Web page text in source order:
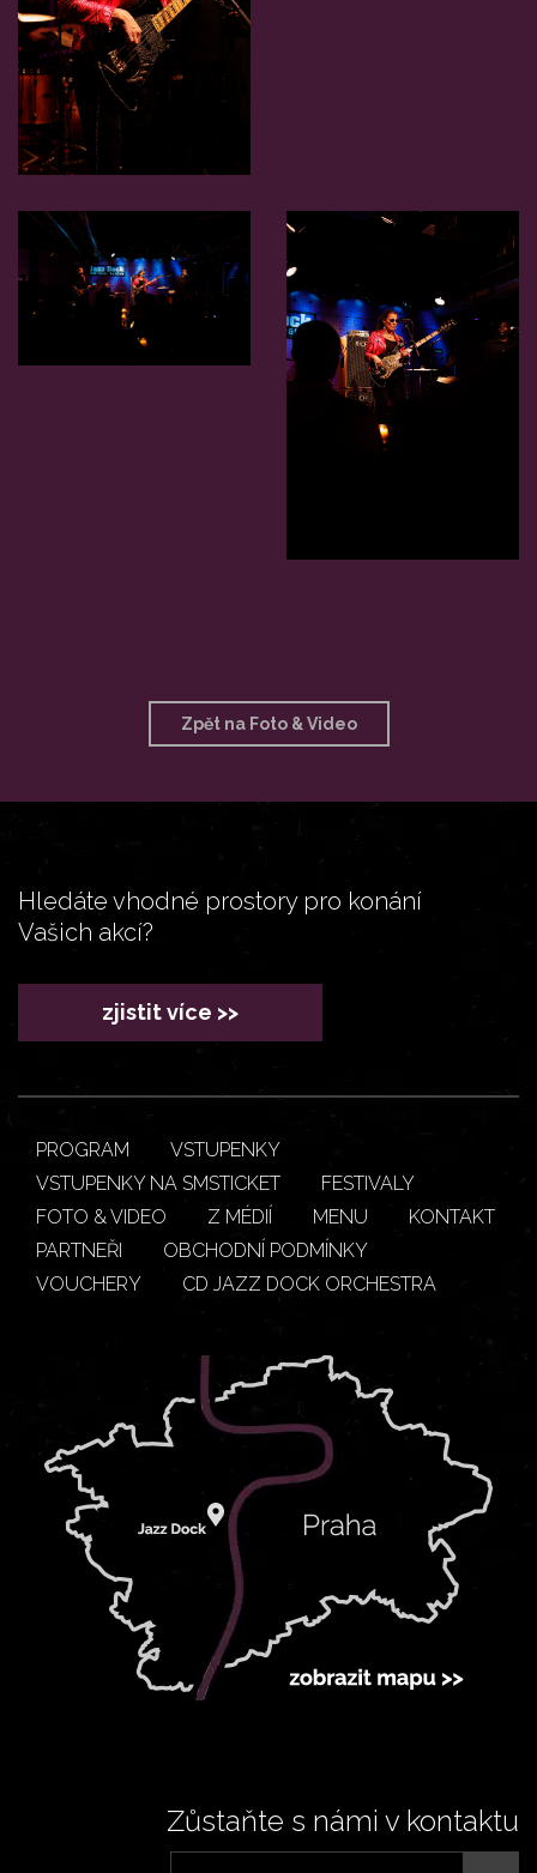
Zpět na Foto & Video
Hledáte vhodné prostory pro konání
Vašich akcí?
zjistit více >>
PROGRAM
VSTUPENKY
VSTUPENKY NA SMSTICKET
FESTIVALY
FOTO & VIDEO
Z MÉDIÍ MENU
KONTAKT
PARTNEŘI
OBCHODNÍ PODMÍNKY
VOUCHERY
CD JAZZ DOCK ORCHESTRA
Zůstaňte s námi v kontaktu